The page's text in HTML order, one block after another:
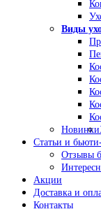
Виды
Новинки
Статьи и
Отзывы
Акции
Доставка и
Контакты